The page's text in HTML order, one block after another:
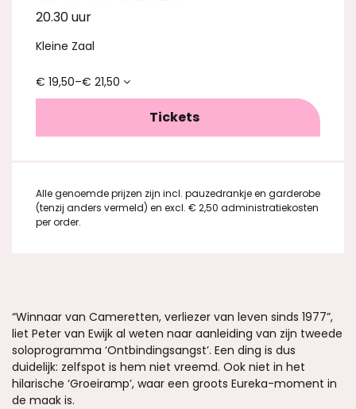
20.30 uur
Kleine Zaal
€ 19,50–€ 21,50
Tickets
Alle genoemde prijzen zijn incl. pauzedrankje en garderobe
(tenzij anders vermeld) en excl. € 2,50 administratiekosten
per order.
“Winnaar van Cameretten, verliezer van leven sinds 1977”,
liet Peter van Ewijk al weten naar aanleiding van zijn tweede
soloprogramma ‘Ontbindingsangst’. Een ding is dus
duidelijk: zelfspot is hem niet vreemd. Ook niet in het
hilarische ‘Groeiramp’, waar een groots Eureka-moment in
de maak is.